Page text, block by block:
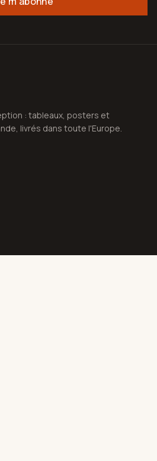
: tableaux, posters et
livrés dans toute l'Europe.